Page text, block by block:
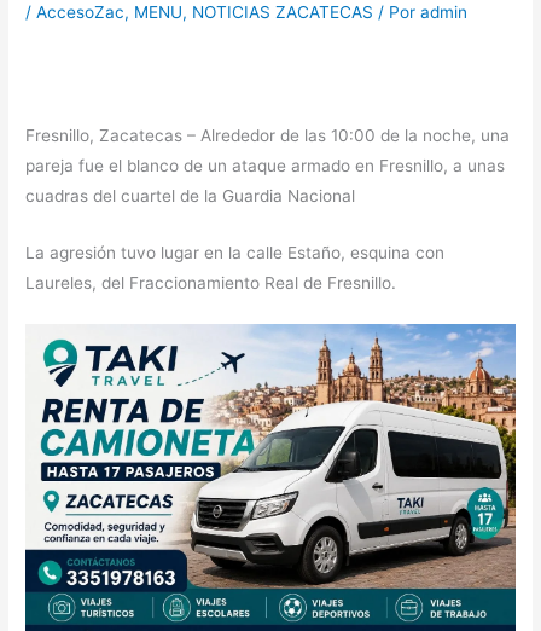
/AccesoZac, MENU, NOTICIAS ZACATECAS / Poradmin
Fresnillo, Zacatecas – Alrededor de las 10:00 de la noche, una
pareja fue el blanco de un ataque armado en Fresnillo, a unas
cuadras del cuartel de la Guardia Nacional
La agresión tuvo lugar en la calle Estaño, esquina con
Laureles, del Fraccionamiento Real de Fresnillo.